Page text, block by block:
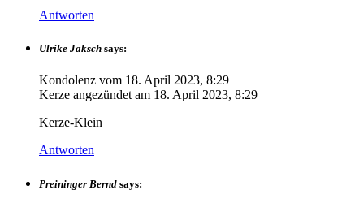
Antworten
Ulrike Jaksch says:
Kondolenz vom 18. April 2023, 8:29
Kerze angezündet am 18. April 2023, 8:29
Kerze-Klein
Antworten
Preininger Bernd says: